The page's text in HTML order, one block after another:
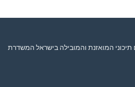
תיכוני המואזנת והמובילה בישראל המשדרת